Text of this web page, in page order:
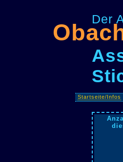
Der
Startseite/Infos